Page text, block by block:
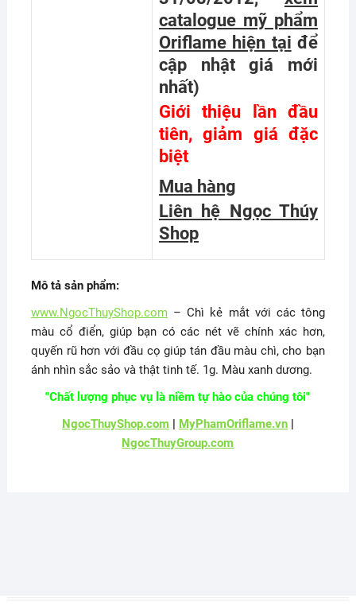
catalogue mỹ phẩm
Oriflame hiện tại để
cập nhật giá mới
nhất)
Giới thiệu lần đầu
tiên, giảm giá đặc
biệt
Mua hàng
Liên hệ Ngọc Thúy
Shop
Mô tả sản phẩm:
www.NgocThuyShop.com– Chì kẻ mắt với các tông
màu cổ điển, giúp bạn có các nét vẽ chính xác hơn,
quyến rũ hơn với đầu cọ giúp tán đầu màu chì, cho bạn
ánh nhìn sắc sảo và thật tinh tế. 1g. Màu xanh dương.
"Chất lượng phục vụ là niềm tự hào của chúng tôi"
NgocThuyShop.com| MyPhamOriflame.vn|
NgocThuyGroup.com